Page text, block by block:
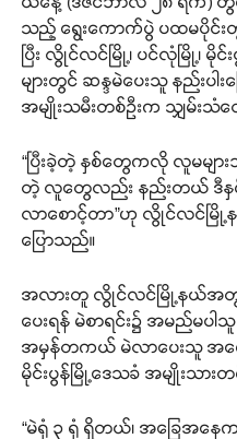
သည့် ရွေးကောက်ပွဲ ပထမပိုင်
ပြီး လွိုင်လင်မြို့၊ ပင်လုံမြို့၊ မိုင်
များတွင် ဆန္ဒမဲပေးသူ နည်းပ
အမျိုးသမီးတစ်ဦးက သျှမ်းသံ
“ပြီးခဲ့တဲ့ နှစ်တွေကလို လူမမျ
တဲ့ လူတွေလည်း နည်းတယ် ဒီနှ
လာစောင့်တာ”ဟု လွိုင်လင်မြို့
ပြောသည်။
အလားတူ လွိုင်လင်မြို့နယ်အတွင်
ပေးရန် မဲစာရင်း၌ အမည်မပါ
အမှန်တကယ် မဲလာပေးသူ အရ
မိုင်းပွန်မြို့ဒေသခံ အမျိုးသာ
“မဲရုံ ၃ ရုံ ရှိတယ်၊ အခြေအနေ